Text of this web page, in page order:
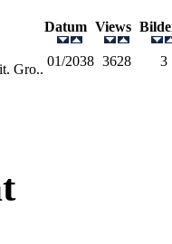
Datum Views
Gro..
01/2038 3628 3